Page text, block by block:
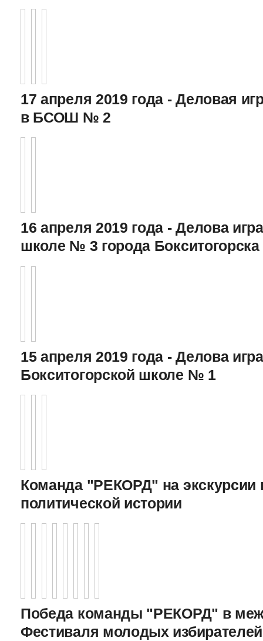
17 апреля 2019 года - Деловая
в БСОШ № 2
16 апреля 2019 года - Делова
школе № 3 города Бокситогорска
15 апреля 2019 года - Делова
Бокситогорской школе № 1
Команда "РЕКОРД" на экскурсии
политической истории
Победа команды "РЕКОРД" в
Фестиваля молодых